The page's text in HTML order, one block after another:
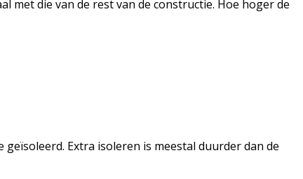
met die van de rest van de constructie. Hoe hoger de
Extra isoleren is meestal duurder dan de